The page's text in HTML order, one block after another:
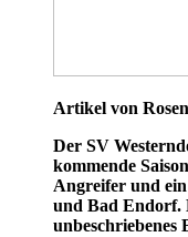
Artikel von
Der SV
kommende
Angreifer und
und Bad Endorf.
unbeschriebenes